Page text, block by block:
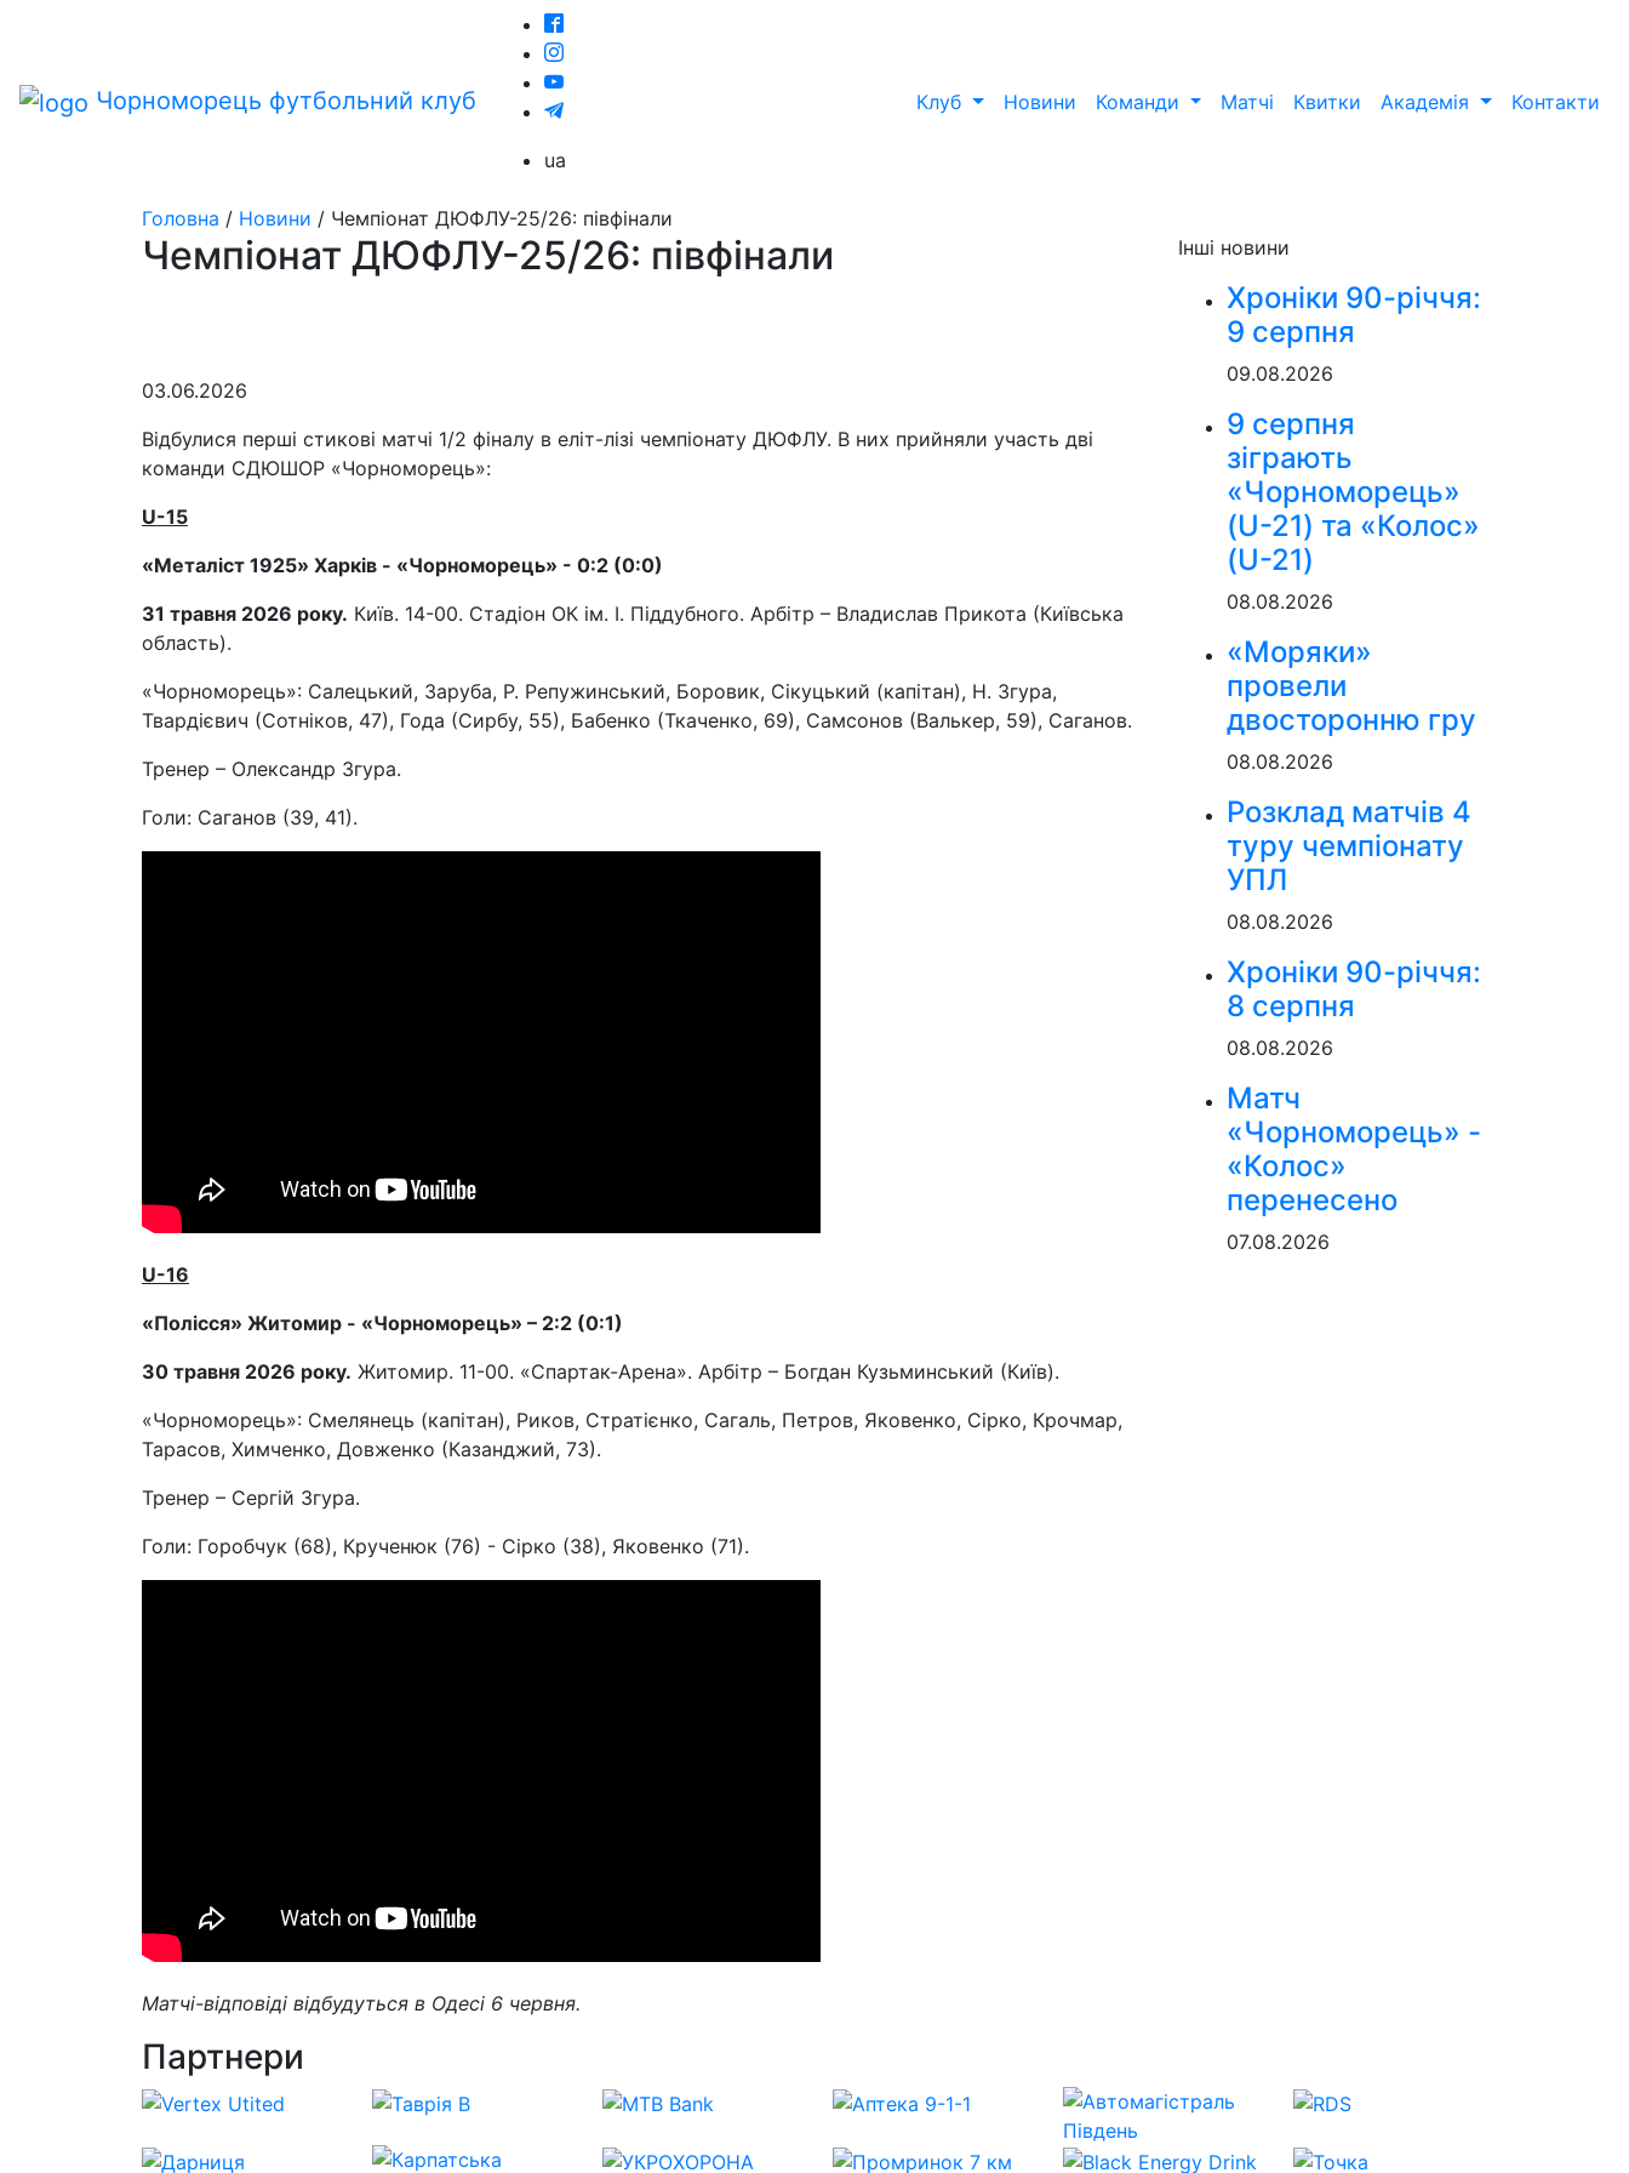
Чорноморець футбольний клуб
ua
Клуб Новини Команди Матчі Квитки Академія Контакти
Головна / Новини / Чемпіонат ДЮФЛУ-25/26: півфінали
Чемпіонат ДЮФЛУ-25/26: півфінали
03.06.2026
Відбулися перші стикові матчі 1/2 фіналу в еліт-лізі чемпіонату ДЮФЛУ. В них прийняли участь дві
команди СДЮШОР «Чорноморець»:
U-15
«Металіст 1925» Харків - «Чорноморець» - 0:2 (0:0)
31 травня 2026 року. Київ. 14-00. Стадіон ОК ім. І. Піддубного. Арбітр – Владислав Прикота (Київська
область).
«Чорноморець»: Салецький, Заруба, Р. Репужинський, Боровик, Сікуцький (капітан), Н. Згура,
Твардієвич (Сотніков, 47), Года (Сирбу, 55), Бабенко (Ткаченко, 69), Самсонов (Валькер, 59), Саганов.
Тренер – Олександр Згура.
Голи: Саганов (39, 41).
U-16
«Полісся» Житомир - «Чорноморець» – 2:2 (0:1)
30 травня 2026 року. Житомир. 11-00. «Спартак-Арена». Арбітр – Богдан Кузьминський (Київ).
«Чорноморець»: Смелянець (капітан), Риков, Стратієнко, Сагаль, Петров, Яковенко, Сірко, Крочмар,
Тарасов, Химченко, Довженко (Казанджий, 73).
Тренер – Сергій Згура.
Голи: Горобчук (68), Крученюк (76) - Сірко (38), Яковенко (71).
Матчі-відповіді відбудуться в Одесі 6 червня.
Інші новини
Хроніки 90-річчя:
9 серпня
09.08.2026
9 серпня
зіграють
«Чорноморець»
(U-21) та «Колос»
(U-21)
08.08.2026
«Моряки»
провели
двосторонню гру
08.08.2026
Розклад матчів 4
туру чемпіонату
УПЛ
08.08.2026
Хроніки 90-річчя:
8 серпня
08.08.2026
Матч
«Чорноморець» -
«Колос»
перенесено
07.08.2026
Партнери